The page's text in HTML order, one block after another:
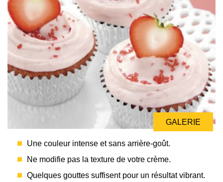
GALERIE
Une couleur intense et sans arrière-goût.
Ne modifie pas la texture de votre crème.
Quelques gouttes suffisent pour un résultat vibrant.